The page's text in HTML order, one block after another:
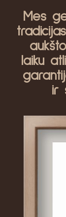
Mes
laiku
ir